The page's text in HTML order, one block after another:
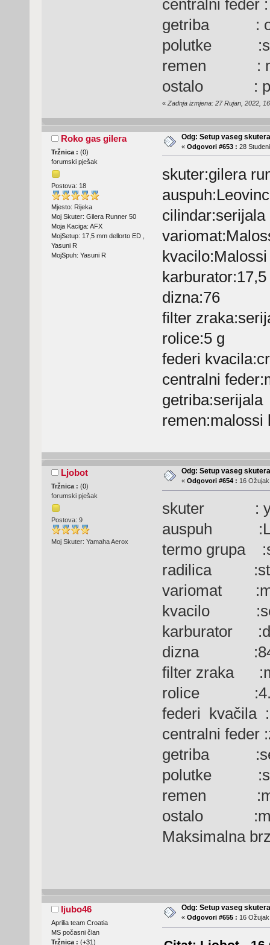
centralni feder
getriba : od
polutke
remen :
ostalo :
« Zadnja izmjena: 27 Rujan, 2022,
Roko gas gilera
Tržnica : (0)
forumski pješak
Postova: 18
Mjesto: Rijeka
Moj Skuter: Gilera Runner 50
Moja Kaciga: AFX
MojSetup: 17,5 mm dellorto ED ,
Yasuni R
MojSpuh: Yasuni R
Odg: Setup vaseg skutera
« Odgovori #653 : 28
skuter:gilera
cilindar:serijala
kvacilo:Malossi
dizna:76
filter
rolice:5 g
federi
centralni
getriba:serijala
remen:malossi
Ljobot
Tržnica : (0)
forumski pješak
Postova: 9
Moj Skuter: Yamaha Aerox
Odg: Setup vaseg skutera
« Odgovori #654 : 16
skuter :
auspuh
termo grupa
radilica
variomat
kvacilo
karburator
dizna
filter zraka
rolice
federi kvačila
centralni feder
getriba
polutke
remen
ostalo
Maksimalna
ljubo46
Aprilia team Croatia
MS počasni član
Tržnica : (+31 )
Odg: Setup vaseg skutera
« Odgovori #655 : 16